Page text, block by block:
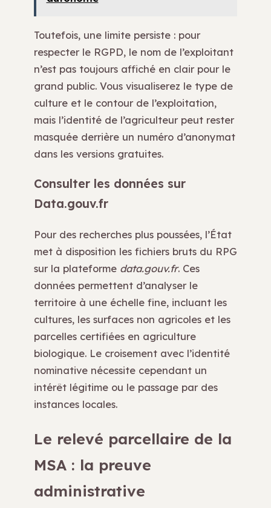
Toutefois, une limite persiste : pour
respecter le RGPD, le nom de l’exploitant
n’est pas toujours affiché en clair pour le
grand public. Vous visualiserez le type de
culture et le contour de l’exploitation,
mais l’identité de l’agriculteur peut rester
masquée derrière un numéro d’anonymat
dans les versions gratuites.
Consulter les données sur
Data.gouv.fr
Pour des recherches plus poussées, l’État
met à disposition les fichiers bruts du RPG
sur la plateforme data.gouv.fr. Ces
données permettent d’analyser le
territoire à une échelle fine, incluant les
cultures, les surfaces non agricoles et les
parcelles certifiées en agriculture
biologique. Le croisement avec l’identité
nominative nécessite cependant un
intérêt légitime ou le passage par des
instances locales.
Le relevé parcellaire de la
MSA : la preuve
administrative